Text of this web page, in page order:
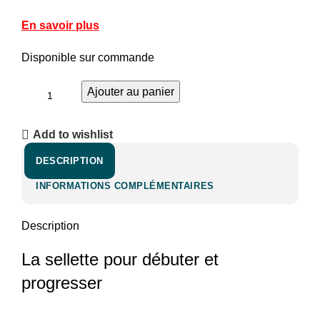
En savoir plus
Disponible sur commande
Ajouter au panier
Add to wishlist
DESCRIPTION
INFORMATIONS COMPLÉMENTAIRES
Description
La sellette pour débuter et
progresser